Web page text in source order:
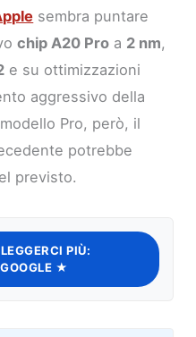
sembra puntare
chip A20 Pro a 2 nm,
e su ottimizzazioni
aggressivo della
Pro, però, il
potrebbe
previsto.
PIÙ:
★